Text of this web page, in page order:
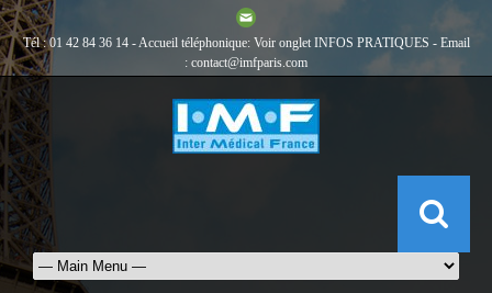
Tél : 01 42 84 36 14 - Accueil téléphonique: Voir onglet INFOS PRATIQUES - Email
: contact@imfparis.com